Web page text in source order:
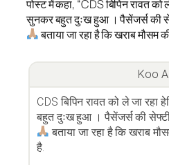
पोस्ट में कहा, “CDS बिपिन रावत
सुनकर बहुत दुःख हुआ । पैसेंजर्स की
बताया जा रहा है कि खराब मौसम
Koo
CDS बिपिन रावत को ले जा
बहुत दुःख हुआ । पैसेंजर्स की सेफ्टी
बताया जा रहा है कि खराब
है.